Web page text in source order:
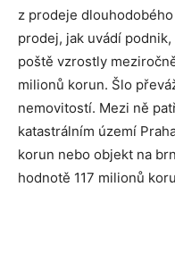
z prodeje
prodej, jak uvádí
poště vzrostly
milionů korun. Šlo
nemovitostí. Mezi ně
katastrálním území
korun nebo objekt na
hodnotě 117 milionů